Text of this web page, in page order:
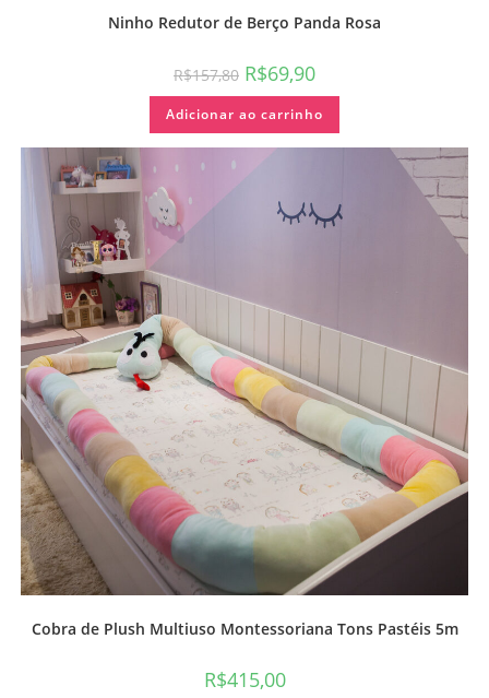
Ninho Redutor de Berço Panda Rosa
R$157,80 R$69,90
Adicionar ao carrinho
Cobra de Plush Multiuso Montessoriana Tons Pastéis 5m
R$415,00